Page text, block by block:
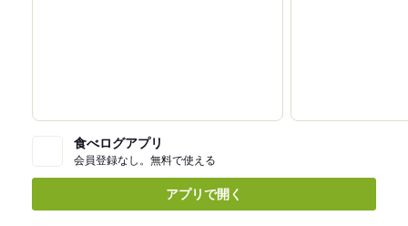
食べログアプリ
会員登録なし。無料で使える
アプリで開く